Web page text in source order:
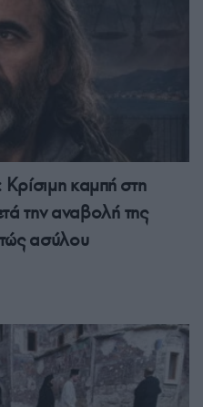
Κρίσιμη καμπή στη
την αναβολή της
ασύλου